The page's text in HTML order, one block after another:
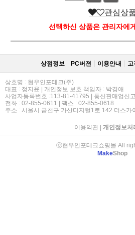
관심상
선택하신 상품은 관리자에
상점정보 PC버젼 이용안내 고
상호명 : 협우인포테크(주)
대표 : 정지윤 | 개인정보 보호 책임자 : 박경애
사업자등록번호 :113-81-41795 | 통신판매업신
전화 : 02-855-0611 | 팩스 : 02-855-0618
주소 : 서울시 금천구 가산디지털1로 142 더스카
이용약관| 개인정보처
ⓒ협우인포테크쇼핑몰 All
MakeShop